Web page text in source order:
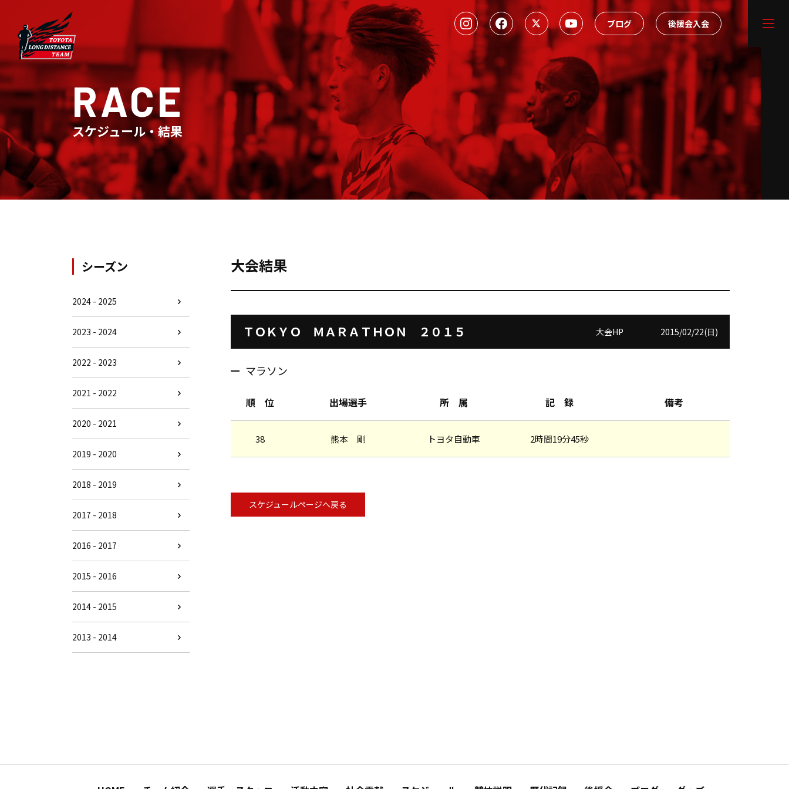
ブログ 後援会入会
RACE
スケジュール・結果
シーズン
2024 - 2025
2023 - 2024
2022 - 2023
2021 - 2022
2020 - 2021
2019 - 2020
2018 - 2019
2017 - 2018
2016 - 2017
2015 - 2016
2014 - 2015
2013 - 2014
大会結果
ＴＯＫＹＯ ＭＡＲＡＴＨＯＮ ２０１５ 大会HP 2015/02/22(日)
マラソン
順 位 出場選手 所 属 記 録 備考
38 熊本 剛 トヨタ自動車 2時間19分45秒
スケジュールページへ戻る